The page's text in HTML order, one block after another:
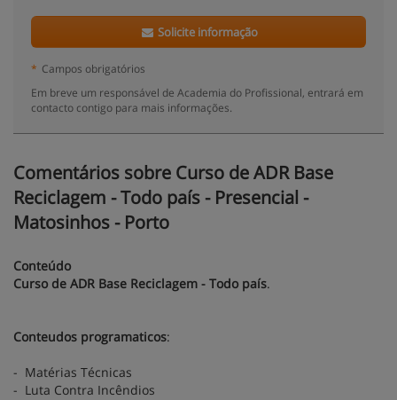
Solicite informação
* Campos obrigatórios
Em breve um responsável de Academia do Profissional, entrará em
contacto contigo para mais informações.
Comentários sobre Curso de ADR Base
Reciclagem - Todo país - Presencial -
Matosinhos - Porto
Conteúdo
Curso de ADR Base Reciclagem - Todo país.
Conteudos programaticos:
- Matérias Técnicas
- Luta Contra Incêndios